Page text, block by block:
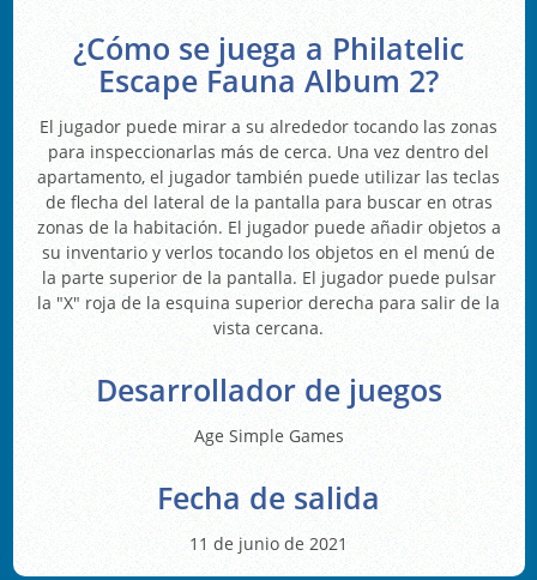
¿Cómo se juega a Philatelic
Escape Fauna Album 2?
El jugador puede mirar a su alrededor tocando las zonas
para inspeccionarlas más de cerca. Una vez dentro del
apartamento, el jugador también puede utilizar las teclas
de flecha del lateral de la pantalla para buscar en otras
zonas de la habitación. El jugador puede añadir objetos a
su inventario y verlos tocando los objetos en el menú de
la parte superior de la pantalla. El jugador puede pulsar
la "X" roja de la esquina superior derecha para salir de la
vista cercana.
Desarrollador de juegos
Age Simple Games
Fecha de salida
11 de junio de 2021